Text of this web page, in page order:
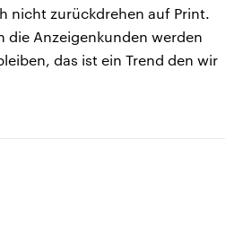
nicht zurückdrehen auf Print.
die Anzeigenkunden werden
das ist ein Trend den wir